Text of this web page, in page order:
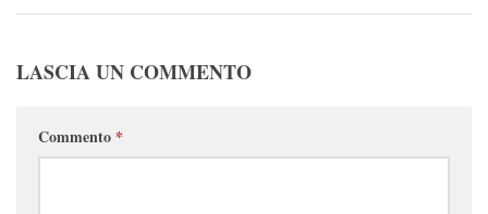
LASCIA UN COMMENTO
Commento *